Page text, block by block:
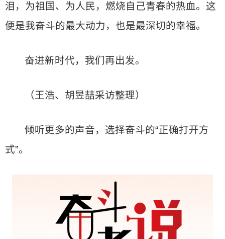
泪，为祖国、为人民，燃烧自己青春的热血。这
便是我奋斗的最大动力，也是最深切的幸福。
奋进新时代，我们再出发。
（王浩、胡昱喆采访整理）
倾听更多的声音，选择奋斗的“正确打开方
式”。